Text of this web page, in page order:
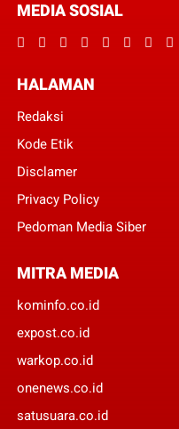
MEDIA SOSIAL
HALAMAN
Redaksi
Kode Etik
Disclamer
Privacy Policy
Pedoman Media Siber
MITRA MEDIA
kominfo.co.id
expost.co.id
warkop.co.id
onenews.co.id
satusuara.co.id